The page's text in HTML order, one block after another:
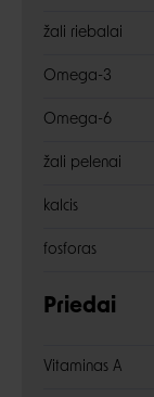
žali riebalai
Omega-3
Omega-6
žali pelenai
kalcis
fosforas
Priedai
Vitaminas A